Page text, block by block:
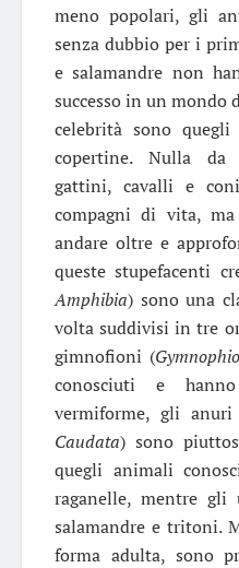
meno popolari, gli
senza dubbio per i
e salamandre non
successo in un mondo
celebrità sono
copertine. Nulla
gattini, cavalli e
compagni di vita,
andare oltre e
queste stupefacenti
Amphibia) sono una
volta suddivisi in tre
gimnofioni (
conosciuti e
vermiforme, gli
Caudata) sono
quegli animali
raganelle, mentre
salamandre e tritoni.
forma adulta, sono